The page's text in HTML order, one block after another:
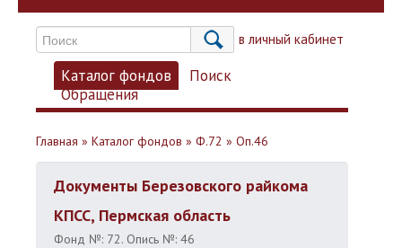
Вход в личный кабинет
Каталог фондов
Поиск
Обращения
Главная » Каталог фондов » Ф.72 » Оп.46
Документы Березовского райкома
КПСС, Пермская область
Фонд №: 72. Опись №: 46